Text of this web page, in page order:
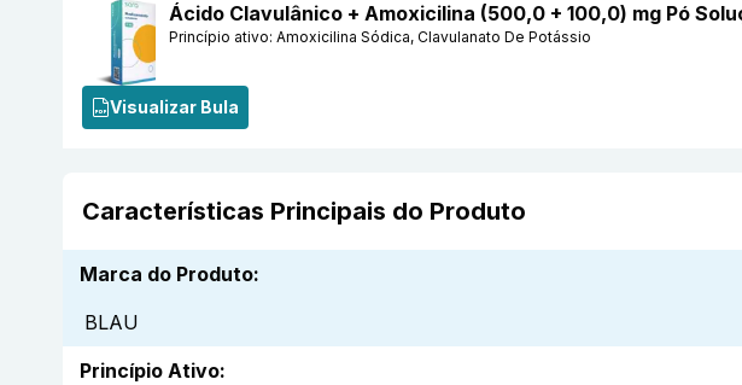
Ácido Clavulânico + Amoxicilina (500,0 + 100,0) mg Pó
Princípio ativo: Amoxicilina Sódica, Clavulanato De Potássio
Visualizar Bula
Características Principais do Produto
Marca do Produto:
BLAU
Princípio Ativo: